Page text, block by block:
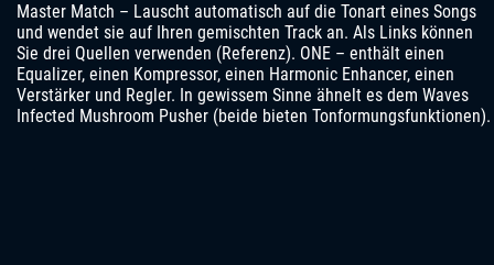
Master Match – Lauscht automatisch auf die Tonart eines Songs
und wendet sie auf Ihren gemischten Track an. Als Links können
Sie drei Quellen verwenden (Referenz). ONE – enthält einen
Equalizer, einen Kompressor, einen Harmonic Enhancer, einen
Verstärker und Regler. In gewissem Sinne ähnelt es dem Waves
Infected Mushroom Pusher (beide bieten Tonformungsfunktionen).